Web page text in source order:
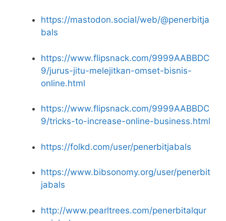
https://mastodon.social/web/@penerbitja
bals
https://www.flipsnack.com/9999AABBDC
9/jurus-jitu-melejitkan-omset-bisnis-
online.html
https://www.flipsnack.com/9999AABBDC
9/tricks-to-increase-online-business.html
https://folkd.com/user/penerbitjabals
https://www.bibsonomy.org/user/penerbit
jabals
http://www.pearltrees.com/penerbitalqur